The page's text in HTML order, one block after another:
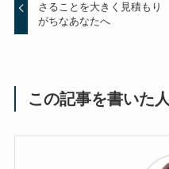
さることを大きく見積もり
がちなあなたへ
この記事を書いた人